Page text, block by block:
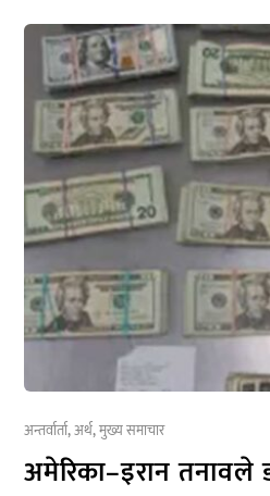
अन्तर्वार्ता,अर्थ,मुख्य समाचार
अमेरिका–इरान तनावले